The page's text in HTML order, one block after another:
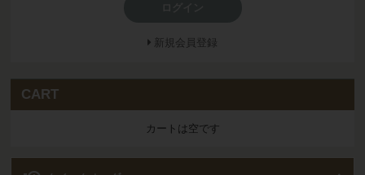
新規会員登録
CART
カートは空です